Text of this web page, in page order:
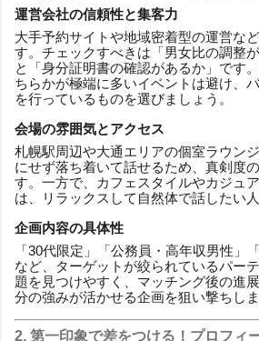
運営会社の信頼性と集客力
大手予約サイトや地域密着型の運営な
す。チェックすべきは「男女比の調整
と「身分証明書の確認があるか」です
ちらかが極端に多いイベントは避け、
を行っているものを選びましょう。
会場の雰囲気とアクセス
札幌駅周辺や大通エリアの個室ラウン
にせず落ち着いて話せるため、真剣度
す。一方で、カフェスタイルやカジュ
は、リラックスして自然体で話したい
企画内容の具体性
「30代限定」「公務員・高年収男性」
など、ターゲットが絞られているパー
題を見つけやすく、マッチング後の進
分の強みが活かせる企画を狙い撃ちしま
2. 第一印象で差をつける！プロフィ